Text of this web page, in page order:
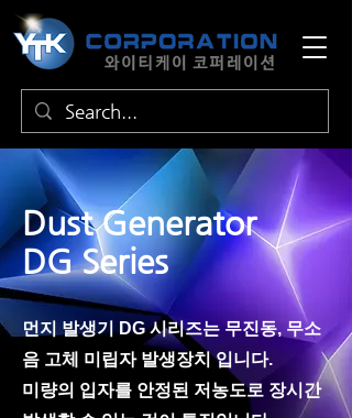
Dust Generator
DG Series
먼지 발생기 DG 시리즈는 무진동, 무소
음 고체 미립자 발생장치 입니다.
미량의 입자를 안정된 저농도로 장시간